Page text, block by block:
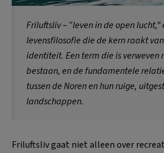
Friluftsliv– “leven in de open
levensfilosofie die de kern raakt
identiteit. Een term die is verweven
bestaan, en de fundamentele
tussen de Noren en hun ruige,
landschappen.
Friluftsliv gaat niet alleen over